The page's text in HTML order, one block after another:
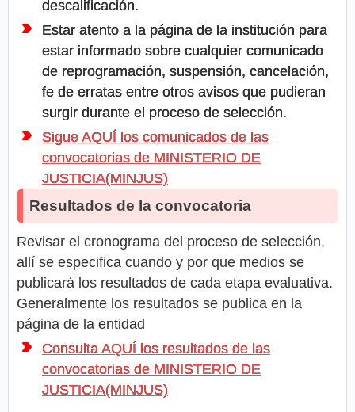
descalificación.
Estar atento a la página de la institución para
estar informado sobre cualquier comunicado
de reprogramación, suspensión, cancelación,
fe de erratas entre otros avisos que pudieran
surgir durante el proceso de selección.
Sigue AQUÍ los comunicados de las
convocatorias de MINISTERIO DE
JUSTICIA(MINJUS)
Resultados de la convocatoria
Revisar el cronograma del proceso de selección,
allí se especifica cuando y por que medios se
publicará los resultados de cada etapa evaluativa.
Generalmente los resultados se publica en la
página de la entidad
Consulta AQUÍ los resultados de las
convocatorias de MINISTERIO DE
JUSTICIA(MINJUS)